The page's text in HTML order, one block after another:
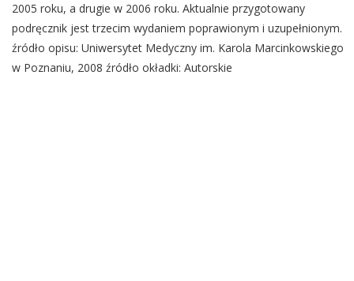
2005 roku, a drugie w 2006 roku. Aktualnie przygotowany
podręcznik jest trzecim wydaniem poprawionym i uzupełnionym.
źródło opisu: Uniwersytet Medyczny im. Karola Marcinkowskiego
w Poznaniu, 2008 źródło okładki: Autorskie